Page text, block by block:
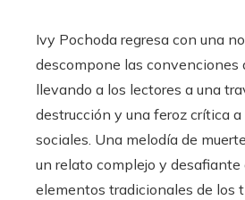
Ivy Pochoda regresa con una
descompone las convenciones
llevando a los lectores a una
destrucción y una feroz crítica a
sociales. Una melodía de
un relato complejo y desafiante
elementos tradicionales de los